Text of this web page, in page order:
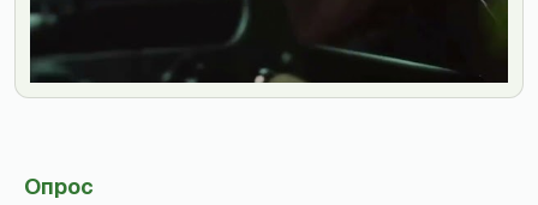
Опрос